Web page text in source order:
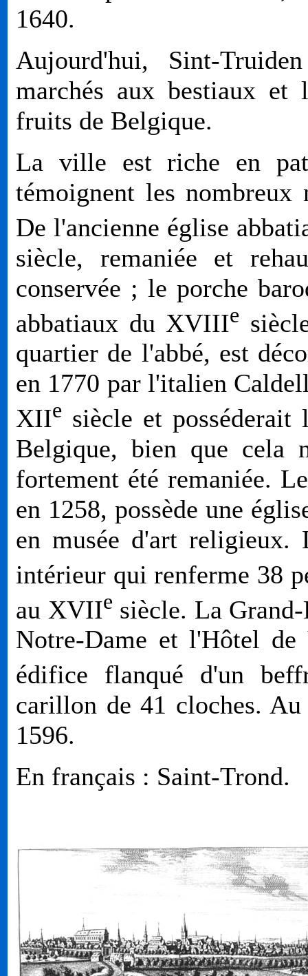
1640.
Aujourd'hui, Sint-
marchés aux bestiaux et
fruits de Belgique.
La ville est riche en
témoignent les nombreux
De l'ancienne église
siècle, remaniée et
conservée ; le porche
abbatiaux du XVIIIe
quartier de l'abbé, est
en 1770 par l'italien
XIIe siècle et posséderait
Belgique, bien que cela
fortement été remaniée.
en 1258, possède une
en musée d'art religieux.
intérieur qui renferme 38
au XVIIe siècle. La
Notre-Dame et l'Hôtel
édifice flanqué d'un
carillon de 41 cloches.
1596.
En français : Saint-Trond.